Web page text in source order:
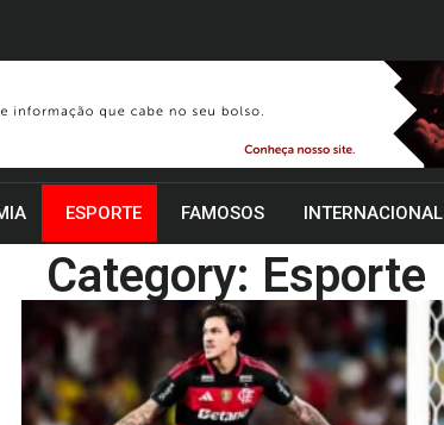
ESPORTE FAMOSOS INTERNACIONAL
Category: Esporte